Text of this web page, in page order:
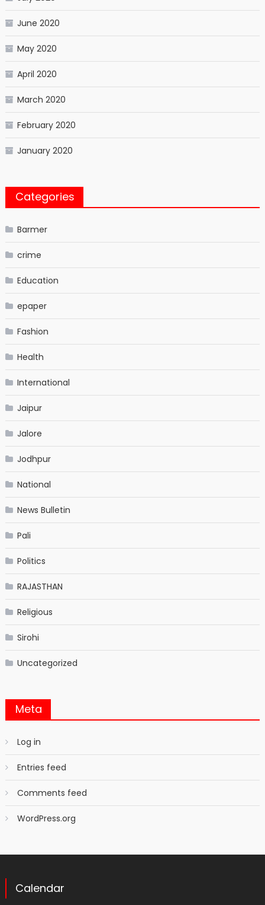
June 2020
May 2020
April 2020
March 2020
February 2020
January 2020
Categories
Barmer
crime
Education
epaper
Fashion
Health
International
Jaipur
Jalore
Jodhpur
National
News Bulletin
Pali
Politics
RAJASTHAN
Religious
Sirohi
Uncategorized
Meta
Log in
Entries feed
Comments feed
WordPress.org
Calendar